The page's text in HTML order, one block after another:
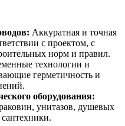
Аккуратная и точная
с проектом, с
норм и правил.
технологии и
герметичность и
оборудования:
унитазов, душевых